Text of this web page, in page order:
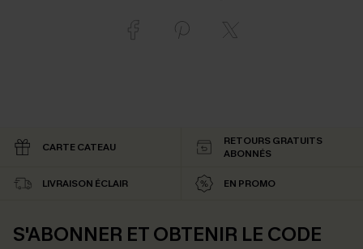
CARTE CATEAU
RETOURS GRATUITS
ABONNÉS
LIVRAISON ÉCLAIR EN PROMO
S'ABONNER ET OBTENIR LE CODE